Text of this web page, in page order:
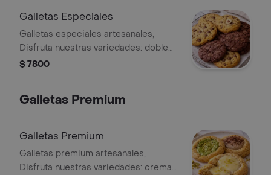
Galletas Especiales
Galletas especiales artesanales,
Disfruta nuestras variedades: doble
chocolate, café, avena y té matcha,
fuera.
$ 7800
Galletas Premium
Galletas Premium
Galletas premium artesanales,
Disfruta nuestras variedades: crema